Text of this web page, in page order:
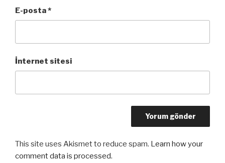
E-posta*
İnternet sitesi
This site uses Akismet to reduce spam. Learn how your
comment data is processed.